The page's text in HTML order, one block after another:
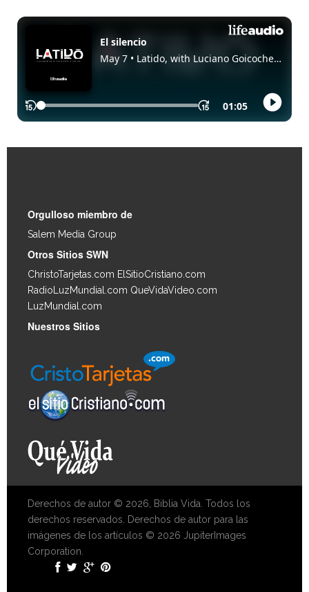
Orgulloso miembro de
Salem Media Group
Otros Sitios SWN
ChristoTarjetas.com ElSitioCristiano.com
RadioLuzMundial.com QueVidaVideo.com
LuzMundial.com
Nuestros Sitios
Derechos de autor © 2026, Biblia Vida. Todos los
derechos reservados. Derechos de autor para las
imágenes de los artículos © 2026 JupiterImages
Corporation.